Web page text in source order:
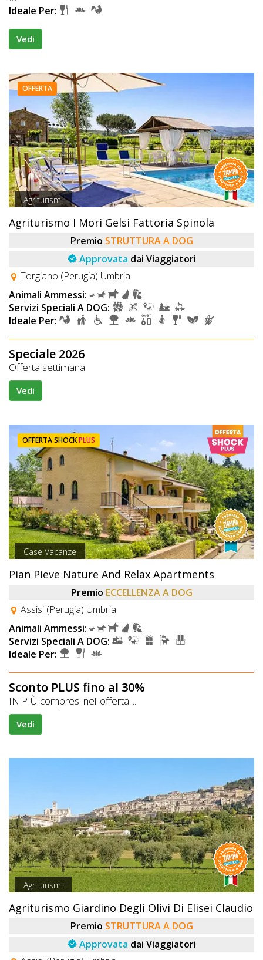
Ideale Per:
Vedi
OFFERTA
Agriturismi
Agriturismo I Mori Gelsi Fattoria Spinola
Premio STRUTTURA A DOG
Approvata dai Viaggiatori
Torgiano (Perugia) Umbria
Animali Ammessi:
Servizi Speciali A DOG:
Ideale Per:
Speciale 2026
Offerta settimana
Vedi
OFFERTA SHOCKPLUS
Case Vacanze
Pian Pieve Nature And Relax Apartments
Premio ECCELLENZA A DOG
Assisi (Perugia) Umbria
Animali Ammessi:
Servizi Speciali A DOG:
Ideale Per:
Sconto PLUS fino al 30%
IN PIÙ compresi nell'offerta:...
Vedi
Agriturismi
Agriturismo Giardino Degli Olivi Di Elisei Claudio
Premio STRUTTURA A DOG
Approvata dai Viaggiatori